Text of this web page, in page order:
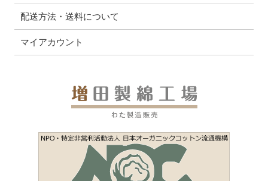
配送方法・送料について
マイアカウント